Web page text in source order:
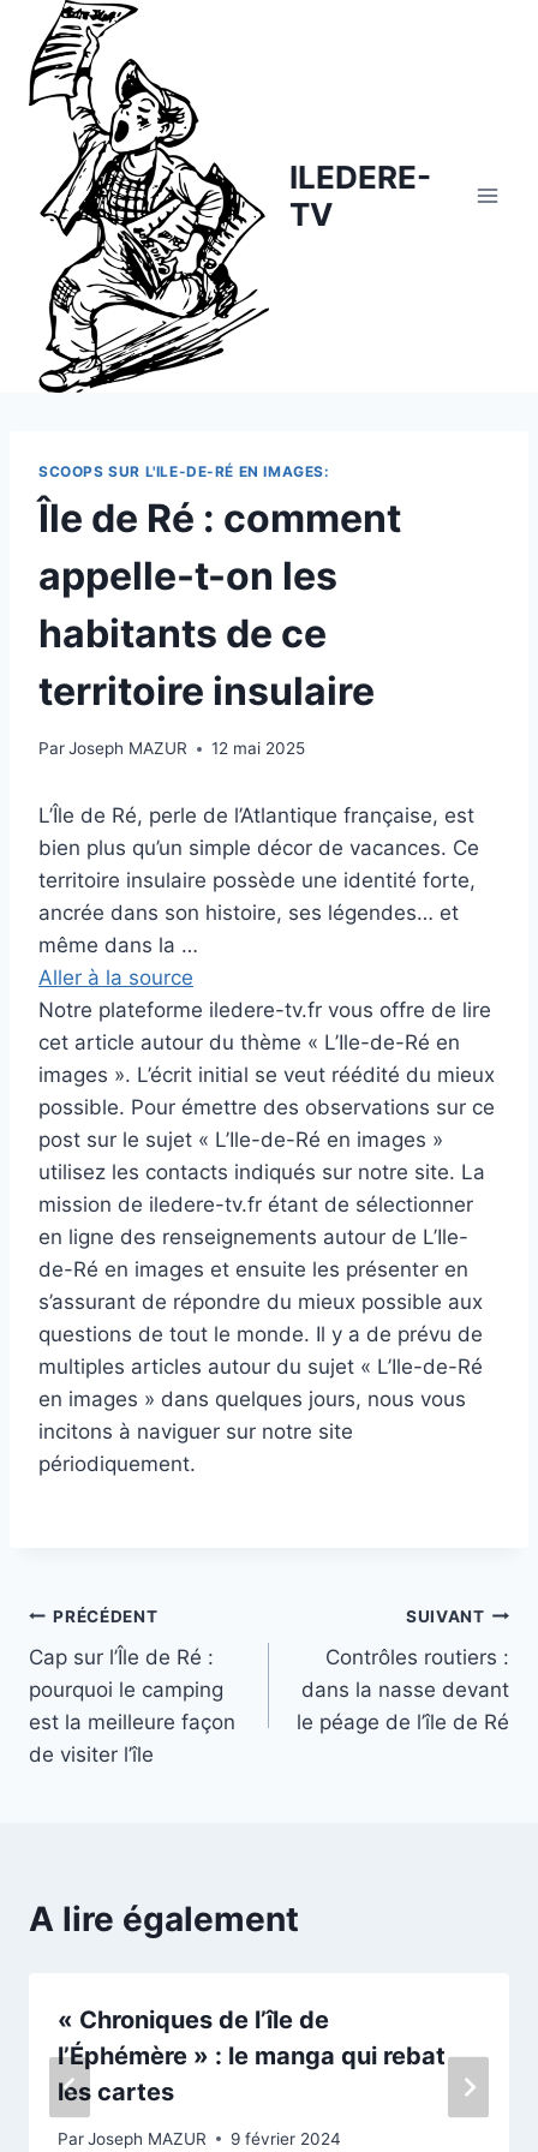
content
ILEDERE-
TV
SCOOPS SUR L'ILE-DE-RÉ EN IMAGES:
Île de Ré : comment
appelle-t-on les
habitants de ce
territoire insulaire
ParJoseph MAZUR 12 mai 2025
L’Île de Ré, perle de l’Atlantique française, est
bien plus qu’un simple décor de vacances. Ce
territoire insulaire possède une identité forte,
ancrée dans son histoire, ses légendes… et
même dans la …
Aller à la source
Notre plateforme iledere-tv.fr vous offre de lire
cet article autour du thème « L’Ile-de-Ré en
images ». L’écrit initial se veut réédité du mieux
possible. Pour émettre des observations sur ce
post sur le sujet « L’Ile-de-Ré en images »
utilisez les contacts indiqués sur notre site. La
mission de iledere-tv.fr étant de sélectionner
en ligne des renseignements autour de L’Ile-
de-Ré en images et ensuite les présenter en
s’assurant de répondre du mieux possible aux
questions de tout le monde. Il y a de prévu de
multiples articles autour du sujet « L’Ile-de-Ré
en images » dans quelques jours, nous vous
incitons à naviguer sur notre site
périodiquement.
Navigation
de
l’article
PRÉCÉDENT
Cap sur l’Île de Ré :
pourquoi le camping
est la meilleure façon
de visiter l’île
SUIVANT
Contrôles routiers :
dans la nasse devant
le péage de l’île de Ré
A lire également
« Chroniques de l’île de
l’Éphémère » : le manga qui rebat
les cartes
ParJoseph MAZUR 9 février 2024